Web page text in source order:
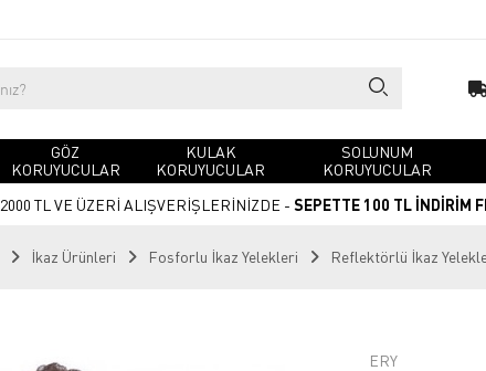
GÖZ
KORUYUCULAR
KULAK
KORUYUCULAR
SOLUNUM
KORUYUCULAR
2000 TL VE ÜZERİ ALIŞVERİŞLERİNİZDE - SEPETTE 100 TL İNDİRİM
İkaz Ürünleri Fosforlu İkaz Yelekleri Reflektörlü İkaz
ERY